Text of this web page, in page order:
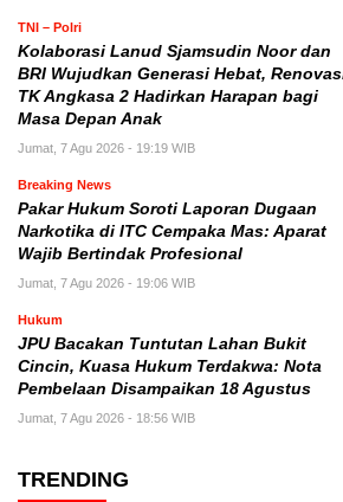
TNI – Polri
Kolaborasi Lanud Sjamsudin Noor dan
BRI Wujudkan Generasi Hebat,
TK Angkasa 2 Hadirkan Harapan bagi
Masa Depan Anak
Jumat, 7 Agu 2026 - 19:19 WIB
Breaking News
Pakar Hukum Soroti Laporan Dugaan
Narkotika di ITC Cempaka Mas: Aparat
Wajib Bertindak Profesional
Jumat, 7 Agu 2026 - 19:06 WIB
Hukum
JPU Bacakan Tuntutan Lahan Bukit
Cincin, Kuasa Hukum Terdakwa: Nota
Pembelaan Disampaikan 18 Agustus
Jumat, 7 Agu 2026 - 18:56 WIB
TRENDING